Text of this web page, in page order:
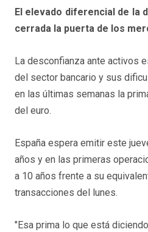
El elevado diferencial de la
cerrada la puerta de los
La desconfianza ante activos
del sector bancario y sus
en las últimas semanas la
del euro.
España espera emitir este
años y en las primeras
a 10 años frente a su
transacciones del lunes.
"Esa prima lo que está